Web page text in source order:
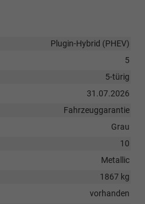
Plugin-Hybrid (PHEV)
5
5-türig
31.07.2026
Fahrzeuggarantie
Grau
10
Metallic
1867 kg
vorhanden